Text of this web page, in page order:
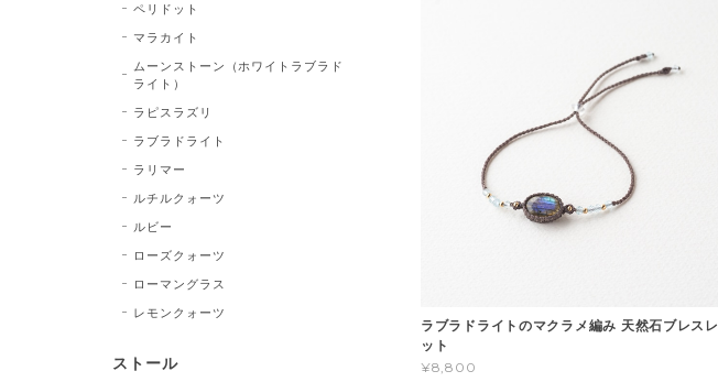
ラブラドライトのマクラメ編み 天然石ブレスレ
ット
¥8,800
ペリドット
マラカイト
ムーンストーン（ホワイトラブラド
ライト）
ラピスラズリ
ラブラドライト
ラリマー
ルチルクォーツ
ルビー
ローズクォーツ
ローマングラス
レモンクォーツ
ストール